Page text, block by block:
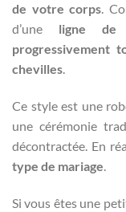
de votre corps.
d’une ligne de
progressivement
chevilles.
Ce style est une
une cérémonie
décontractée. En
type de mariage.
Si vous êtes une